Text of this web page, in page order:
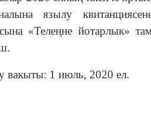
язылу
«Телеңне йотарлык»
вакыты: 1 июль, 2020 ел.